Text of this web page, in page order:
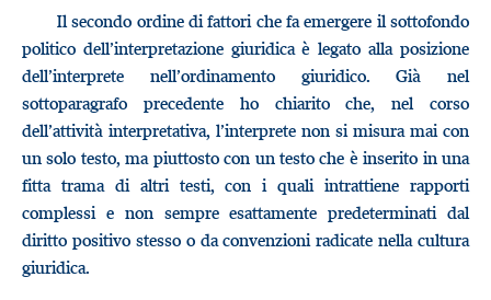
Il secondo ordine di fattori che fa emergere il sottofondo
politico dell’interpretazione giuridica è legato alla posizione
dell’interprete nell’ordinamento giuridico. Già nel
sottoparagrafo precedente ho chiarito che, nel corso
dell’attività interpretativa, l’interprete non si misura mai con
un solo testo, ma piuttosto con un testo che è inserito in una
fitta trama di altri testi, con i quali intrattiene rapporti
complessi e non sempre esattamente predeterminati dal
diritto positivo stesso o da convenzioni radicate nella cultura
giuridica.